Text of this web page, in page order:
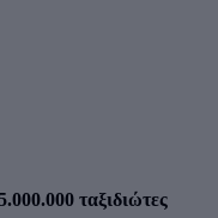
ταξιδιώτες